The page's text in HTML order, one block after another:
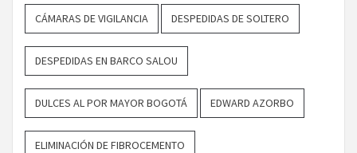
CÁMARAS DE VIGILANCIA DESPEDIDAS DE SOLTERO
DESPEDIDAS EN BARCO SALOU
DULCES AL POR MAYOR BOGOTÁ EDWARD AZORBO
ELIMINACIÓN DE FIBROCEMENTO